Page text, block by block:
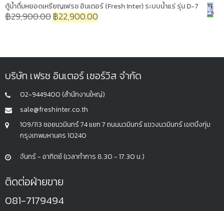
ตู้น้ำดื่มหยอดเหรียญเฟรช อินเตอร์ (Fresh Inter) ระบบน้ำแร่ รุ่น D-7
฿29,900.00฿22,900.00
บริษัท เฟรช อินเตอร์ เซอร์วิส จำกัด
02-9449400 (สำนักงานใหญ่)
sale@freshinter.co.th
109/113 ซอยนวมินทร์ 74 แยก 7 ถนนนวมินทร์ แขวงนวมินทร์ เขตบึงกุ่ม
กรุงเทพมหานคร 10240
จันทร์ - อาทิตย์ (เวลาทำการ 8.30 - 17.30 น.)
ติดต่อฝ่ายขาย
081-7179494